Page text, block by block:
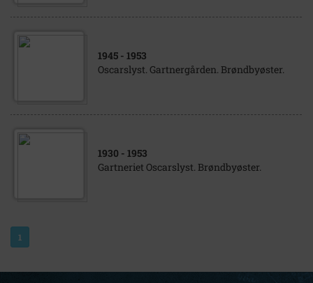
1945 - 1953
Oscarslyst. Gartnergården. Brøndbyøster.
1930 - 1953
Gartneriet Oscarslyst. Brøndbyøster.
1